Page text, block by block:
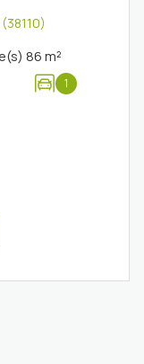
Maison 4 pièce(s) 3 chambre(s) 86 m²
1